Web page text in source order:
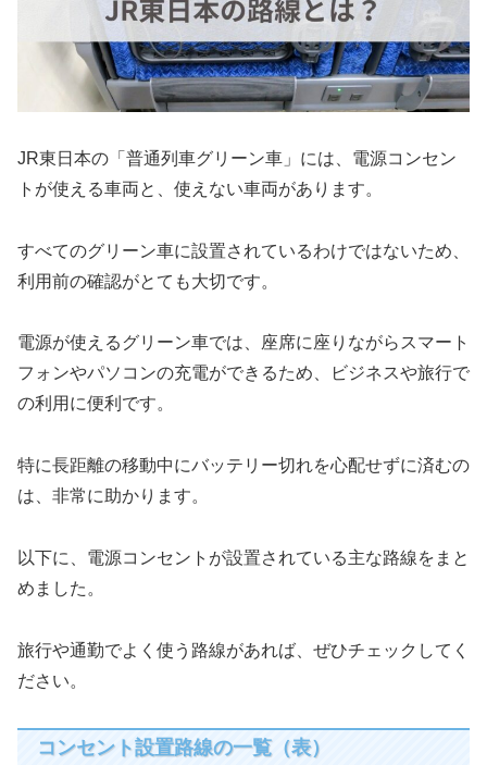
JR東日本の「普通列車グリーン車」には、電源コンセン
トが使える車両と、使えない車両があります。
すべてのグリーン車に設置されているわけではないため、
利用前の確認がとても大切です。
電源が使えるグリーン車では、座席に座りながらスマート
フォンやパソコンの充電ができるため、ビジネスや旅行で
の利用に便利です。
特に長距離の移動中にバッテリー切れを心配せずに済むの
は、非常に助かります。
以下に、電源コンセントが設置されている主な路線をまと
めました。
旅行や通勤でよく使う路線があれば、ぜひチェックしてく
ださい。
コンセント設置路線の一覧（表）